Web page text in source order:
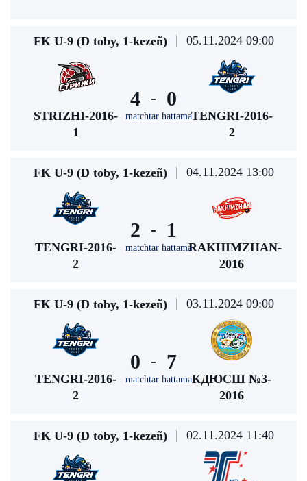
FK U-9 (D toby, 1-kezeñ) 05.11.2024 09:00
STRIZHI-2016-
1
4 -
matchtar hattama
0
TENGRI-2016-
2
FK U-9 (D toby, 1-kezeñ) 04.11.2024 13:00
TENGRI-2016-
2
2 -
matchtar hattama
1
RAKHIMZHAN-
2016
FK U-9 (D toby, 1-kezeñ) 03.11.2024 09:00
TENGRI-2016-
2
0 -
matchtar hattama
7
КДЮСШ №3-
2016
FK U-9 (D toby, 1-kezeñ) 02.11.2024 11:40